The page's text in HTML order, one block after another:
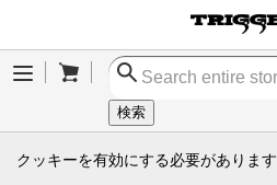
Menu
検索
クッキーを有効にする必要があります